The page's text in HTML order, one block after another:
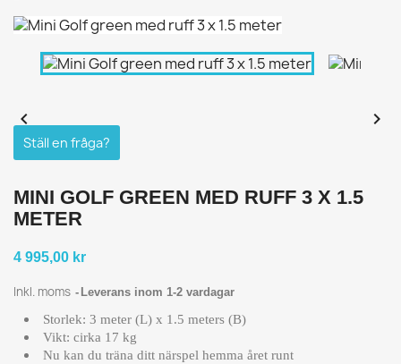
Ställ en fråga?
 
MINI GOLF GREEN MED RUFF 3 X 1.5
METER
4 995,00 kr
Inkl. moms Leverans inom 1-2 vardagar
Storlek: 3 meter (L) x 1.5 meters (B)
Vikt: cirka 17 kg
Nu kan du träna ditt närspel hemma året runt